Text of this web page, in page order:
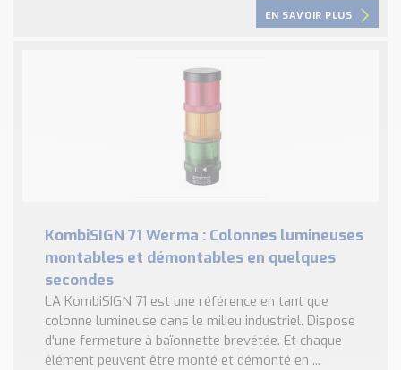
EN SAVOIR PLUS
KombiSIGN 71 Werma : Colonnes lumineuses
montables et démontables en quelques
secondes
LA KombiSIGN 71 est une référence en tant que
colonne lumineuse dans le milieu industriel. Dispose
d'une fermeture à baïonnette brevétée. Et chaque
élément peuvent être monté et démonté en ...